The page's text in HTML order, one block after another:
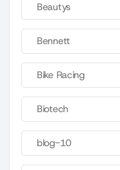
Beautys
Bennett
Bike Racing
Biotech
blog-10